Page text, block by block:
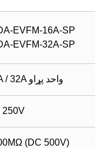
EVFM-16A-SP
EVFM-32A-SP
16A / 32A واحد پړاو
250V
(DC 500V)